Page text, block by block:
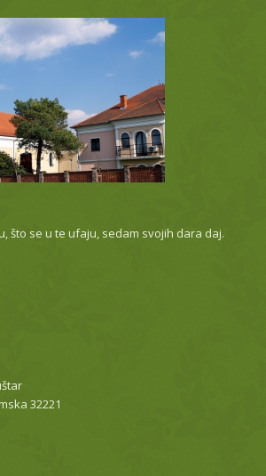
što se u te ufaju, sedam svojih dara daj.
32221